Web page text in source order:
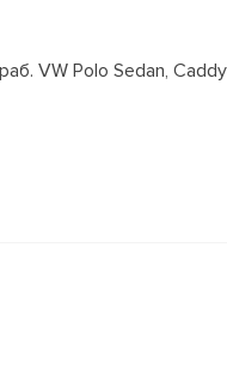
VW Polo Sedan, Caddy